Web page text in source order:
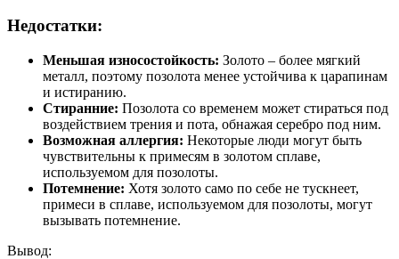
Недостатки:
Меньшая износостойкость: Золото – более мягкий
металл, поэтому позолота менее устойчива к царапинам
и истиранию.
Стиранние: Позолота со временем может стираться под
воздействием трения и пота, обнажая серебро под ним.
Возможная аллергия: Некоторые люди могут быть
чувствительны к примесям в золотом сплаве,
используемом для позолоты.
Потемнение: Хотя золото само по себе не тускнеет,
примеси в сплаве, используемом для позолоты, могут
вызывать потемнение.
Вывод: